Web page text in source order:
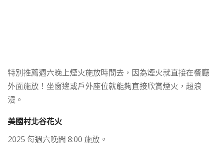
特別推薦週六晚上煙火施放時間去，因為煙火就直接在餐廳
外面施放！坐窗邊或戶外座位就能夠直接欣賞煙火，超浪
漫。
美國村北谷花火
2025 每週六晚間 8:00 施放。